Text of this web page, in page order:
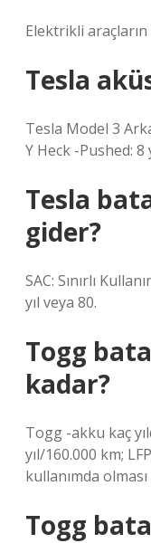
Elektrikli
Tesla
Tesla Model 3
Y Heck -Pushed: 8
Tesla
gider?
SAC: Sınırlı
yıl veya 80.
Togg
kadar?
Togg -akku kaç
yıl/160.000 km;
kullanımda
Togg